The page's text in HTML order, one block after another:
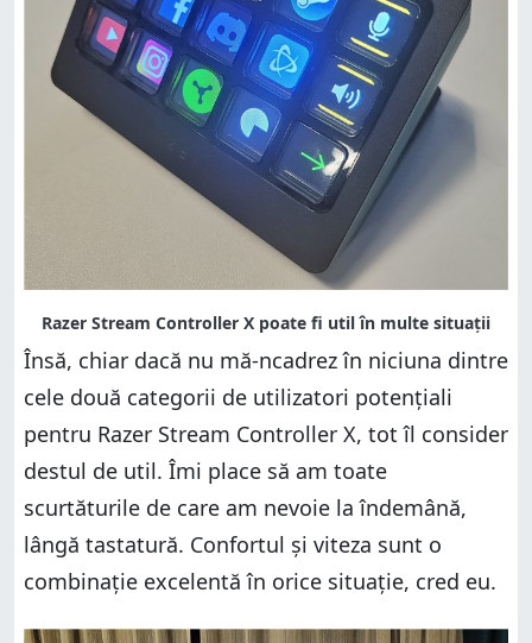
Însă, chiar dacă nu mă-ncadrez în niciuna dintre
cele două categorii de utilizatori potențiali
pentru Razer Stream Controller X, tot îl consider
destul de util. Îmi place să am toate
scurtăturile de care am nevoie la îndemână,
lângă tastatură. Confortul și viteza sunt o
combinație excelentă în orice situație, cred eu.